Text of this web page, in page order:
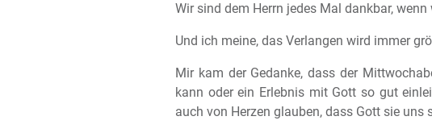
Wir sind dem Herrn jedes Mal dankbar,
Und ich meine, das Verlangen wird immer
Mir kam der Gedanke, dass der
kann oder ein Erlebnis mit Gott so gut
auch von Herzen glauben, dass Gott sie uns